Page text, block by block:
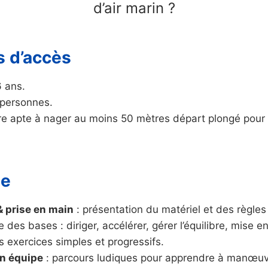
d’air marin ?
ans.
apte à nager au moins 50 mètres départ plongé pour
prise en main : présentation du matériel et des
des bases : diriger, accélérer, gérer l’équilibre, mise
exercices simples et progressifs.
équipe : parcours ludiques pour apprendre à